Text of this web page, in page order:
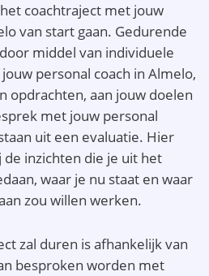
coachtraject met jouw
van start gaan. Gedurende
middel van individuele
personal coach in Almelo,
opdrachten, aan jouw doelen
met jouw personal
uit een evaluatie. Hier
inzichten die je uit het
waar je nu staat en waar
zou willen werken.
zal duren is afhankelijk van
besproken worden met